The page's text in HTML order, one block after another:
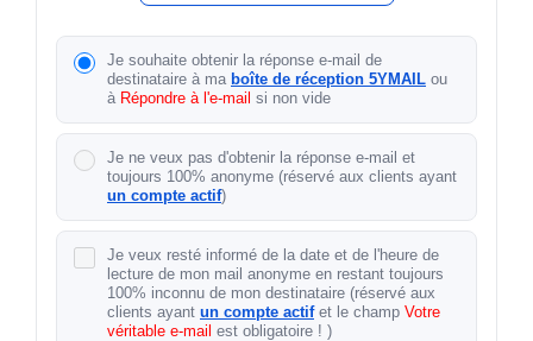
Je souhaite obtenir la réponse e-mail de
destinataire à ma boîte de réception 5YMAIL ou
à Répondre à l'e-mail si non vide
Je ne veux pas d'obtenir la réponse e-mail et
toujours 100% anonyme (réservé aux clients ayant
un compte actif)
Je veux resté informé de la date et de l'heure de
lecture de mon mail anonyme en restant toujours
100% inconnu de mon destinataire (réservé aux
clients ayant un compte actifet le champ Votre
véritable e-mail est obligatoire ! )